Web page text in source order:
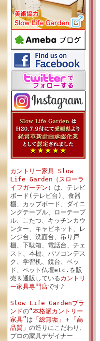
カントリー家具 Slow
Life Garden（スローラ
イフガーデン） は、テレビ
ボード(テレビ台)、食器
棚、カップボード、ダイニ
ングテーブル、ローテーブ
ル、こたつ、キッチンカウ
ンター、キャビネット、レ
ンジ台、洗面台、吊り戸
棚、下駄箱、電話台、チェ
スト、本棚、パソコンデス
ク、学習机、鏡台、ベッ
ド、ペット仏壇etc.を販
売＆通販しているカントリ
ー家具専門店です♪
Slow Life Gardenブラ
ンドの“本格派カントリー
家具”は 「総無垢」 ＋
「高
品質」 の造りにこだわり、
プロの家具デザイナー